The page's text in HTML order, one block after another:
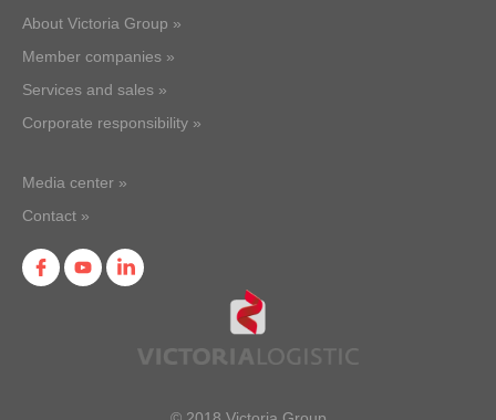
About Victoria Group »
Member companies »
Services and sales »
Corporate responsibility »
Media center »
Contact »